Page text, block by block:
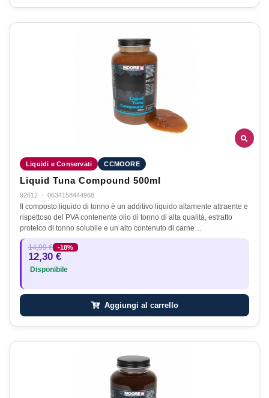
Liquidi e Conservati CCMOORE
Liquid Tuna Compound 500ml
92612 · 0634158444968
Il composto liquido di tonno è un additivo liquido altamente attraente e
rispettoso del PVA contenente olio di tonno di alta qualità, estratto
proteico di tonno solubile e un alto contenuto di carne…
14,99 € -18%
12,30 €
Disponibile
Aggiungi al carrello